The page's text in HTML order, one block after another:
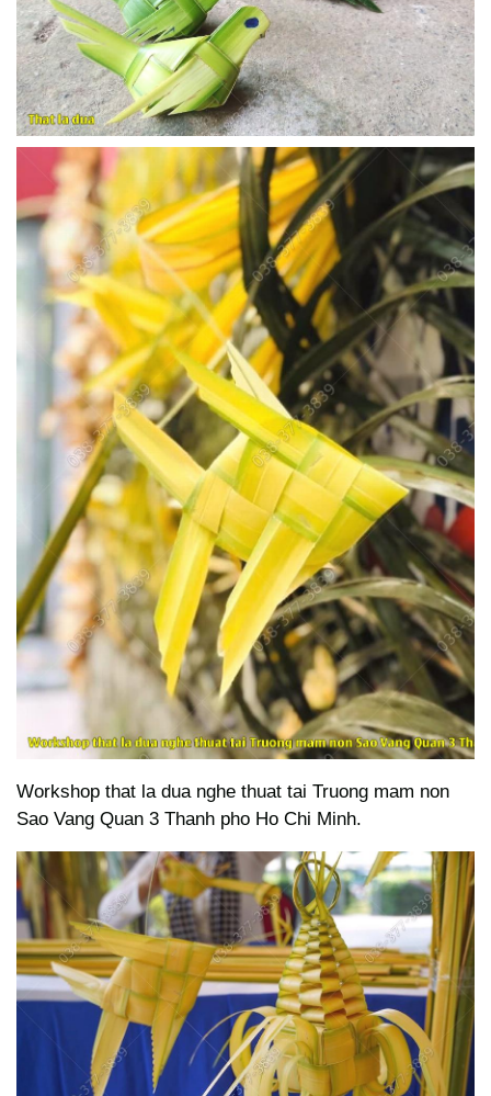
Workshop that la dua nghe thuat tai Truong mam non
Sao Vang Quan 3 Thanh pho Ho Chi Minh.